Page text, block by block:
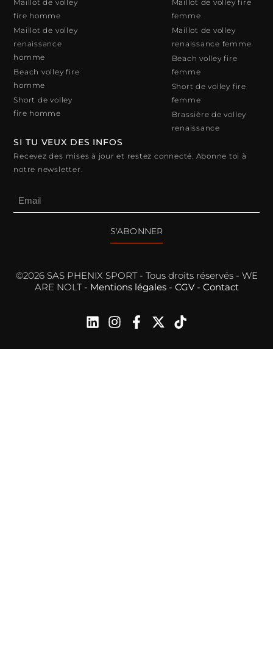
Maillot de volley
fire homme
Maillot de volley
renaissance
homme
Beach volley fire
homme
Short de volley
fire homme
Maillot de volley fire
femme
Maillot de volley
renaissance femme
Beach volley fire
femme
Short de volley fire
femme
Brassière de volley
renaissance
SI TU VEUX DES INFOS
Recevez des mises à jour et restez connecté. Abonne toi à
notre newsletter.
S'ABONNER
©2026 SAS PHENIX SPORT - Tous droits réservés - WE
ARE NOLT - Mentions légales- CGV- Contact